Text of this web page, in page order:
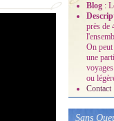
Blog :
près de
On
une
ou
Contact
Sans